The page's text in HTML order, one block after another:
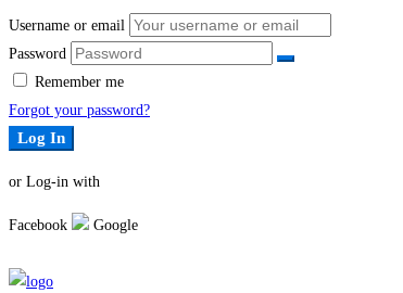
Username or email
Password
Remember me
Forgot your password?
Log In
or Log-in with
Facebook Google